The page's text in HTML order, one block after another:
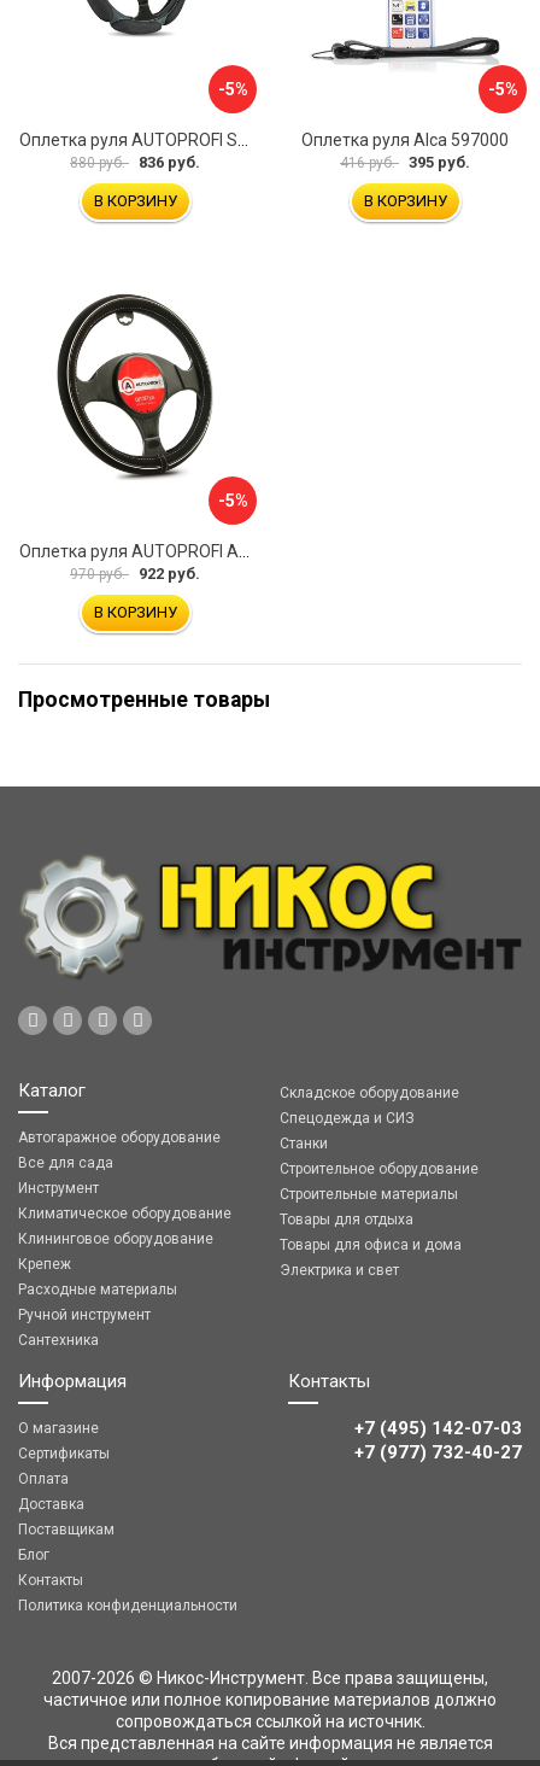
-5%
880 руб. 836 руб.
В КОРЗИНУ
-5%
Оплетка руля Alca 597000
416 руб. 395 руб.
В КОРЗИНУ
-5%
970 руб. 922 руб.
В КОРЗИНУ
Просмотренные товары
Каталог
Автогаражное оборудование
Все для сада
Инструмент
Климатическое оборудование
Клининговое оборудование
Крепеж
Расходные материалы
Ручной инструмент
Сантехника
Складское оборудование
Спецодежда и СИЗ
Станки
Строительное оборудование
Строительные материалы
Товары для отдыха
Товары для офиса и дома
Электрика и свет
Информация
О магазине
Сертификаты
Оплата
Доставка
Поставщикам
Блог
Контакты
Политика конфиденциальности
Контакты
+7 (495) 142-07-03
‎‎+7 (977) 732-40-27
2007-2026 © Никос-Инструмент. Все права защищены,
частичное или полное копирование материалов должно
сопровождаться ссылкой на источник.
Вся представленная на сайте информация не является